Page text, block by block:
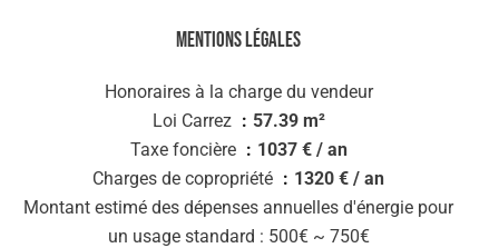
Mentions légales
Honoraires à la charge du vendeur
Loi Carrez
57.39 m²
Taxe foncière
1037 € / an
Charges de copropriété
1320 € / an
Montant estimé des dépenses annuelles d'énergie pour
un usage standard : 500€ ~ 750€